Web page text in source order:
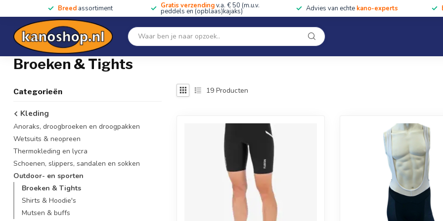
Breed assortiment Gratis verzendingv.a. € 50 (m.u.v.
peddels en (opblaas)kajaks) Advies van echte kano-experts
SALE!! Kano's, kajaks & SUP's Peddels Kleding Uitrusting Accessoires Cursussen &
Onze winkel
Home Kleding / Outdoor- en sporten / Broeken & Tights
Broeken & Tights
Categorieën
Kleding
Anoraks, droogbroeken en droogpakken
Wetsuits & neopreen
Thermokleding en lycra
Schoenen, slippers, sandalen en sokken
Outdoor- en sporten
Broeken & Tights
Shirts & Hoodie's
Mutsen & buffs
19 Producten